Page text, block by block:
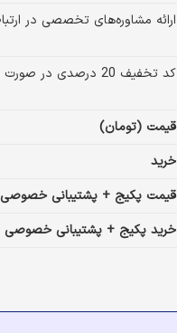
ارائه مشاوره‌های تخصصی در
کد تخفیف 20 درصدی در صورت پایبندی به رژیم برای دوره بعدی رژیم
قیمت (تومان)
خرید
قیمت پکیج + پشتیبانی خصوصی
خرید پکیج + پشتیبانی خصوصی